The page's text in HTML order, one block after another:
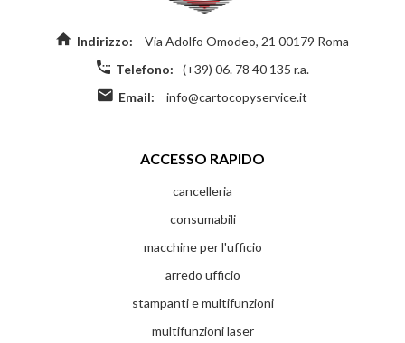
Indirizzo:
Via Adolfo Omodeo, 21 00179 Roma
Telefono:
(+39) 06. 78 40 135 r.a.
Email:
info@cartocopyservice.it
ACCESSO RAPIDO
cancelleria
consumabili
macchine per l'ufficio
arredo ufficio
stampanti e multifunzioni
multifunzioni laser